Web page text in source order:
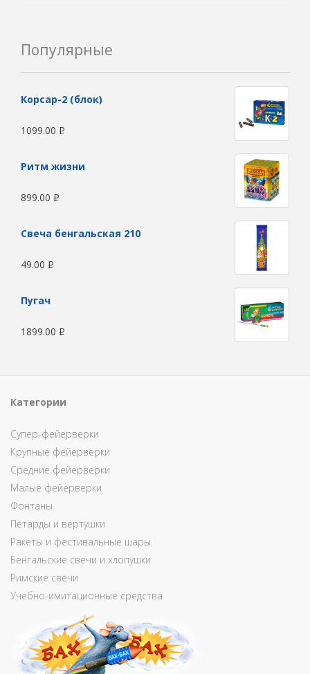
Популярные
Корсар-2 (блок)
1099.00 Р
Ритм жизни
899.00 Р
Свеча бенгальская 210
49.00 Р
Пугач
1899.00 Р
Категории
Супер-фейерверки
Крупные фейерверки
Средние фейерверки
Малые фейерверки
Фонтаны
Петарды и вертушки
Ракеты и фестивальные шары
Бенгальские свечи и хлопушки
Римские свечи
Учебно-имитационные средства